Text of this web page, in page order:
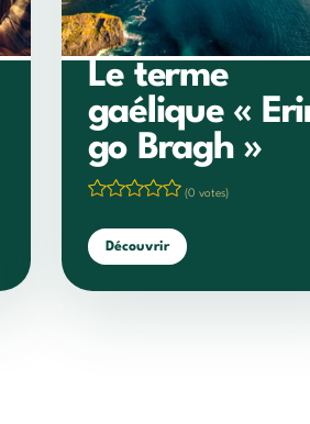
Le terme
gaélique «
go Bragh »
(0 votes)
Découvrir